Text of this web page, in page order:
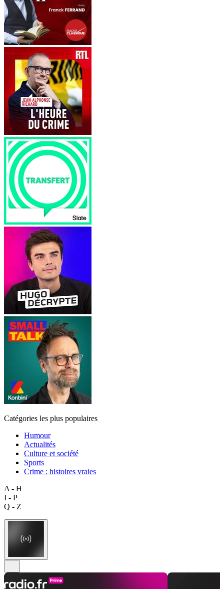
Catégories les plus populaires
Humour
Actualités
Culture et société
Sports
Crime : histoires vraies
A - H
I - P
Q - Z